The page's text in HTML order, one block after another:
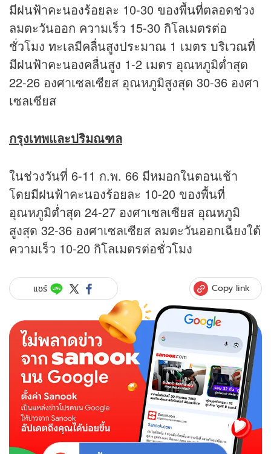
มีฝนฟ้าคะนองร้อยละ 10-30 ของพื้นที่ตลอดช่วง
ลมตะวันออก ความเร็ว 15-30 กิโลเมตรต่อ
ชั่วโมง ทะเลมีคลื่นสูงประมาณ 1 เมตร บริเวณที่
มีฝนฟ้าคะนองคลื่นสูง 1-2 เมตร อุณหภูมิต่ำสุด
22-26 องศาเซลเซียส อุณหภูมิสูงสุด 30-36 องศา
เซลเซียส
กรุงเทพและปริมณฑล
ในช่วงวันที่ 6-11 ก.พ. 66 มีหมอกในตอนเช้า
โดยมีฝนฟ้าคะนองร้อยละ 10-20 ของพื้นที่
อุณหภูมิต่ำสุด 24-27 องศาเซลเซียส อุณหภูมิ
สูงสุด 32-36 องศาเซลเซียส ลมตะวันออกเฉียงใต้
ความเร็ว 10-20 กิโลเมตรต่อชั่วโมง
แชร์ Copy link